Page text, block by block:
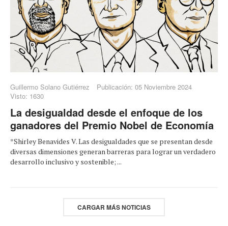
Guillermo Solano Gutiérrez
Publicación: 05 Noviembre 2024
Visto: 1630
La desigualdad desde el enfoque de los
ganadores del Premio Nobel de Economía
*Shirley Benavides V. Las desigualdades que se presentan desde
diversas dimensiones generan barreras para lograr un verdadero
desarrollo inclusivo y sostenible; ...
CARGAR MÁS NOTICIAS